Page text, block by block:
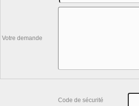
Votre demande
Code de sécurité